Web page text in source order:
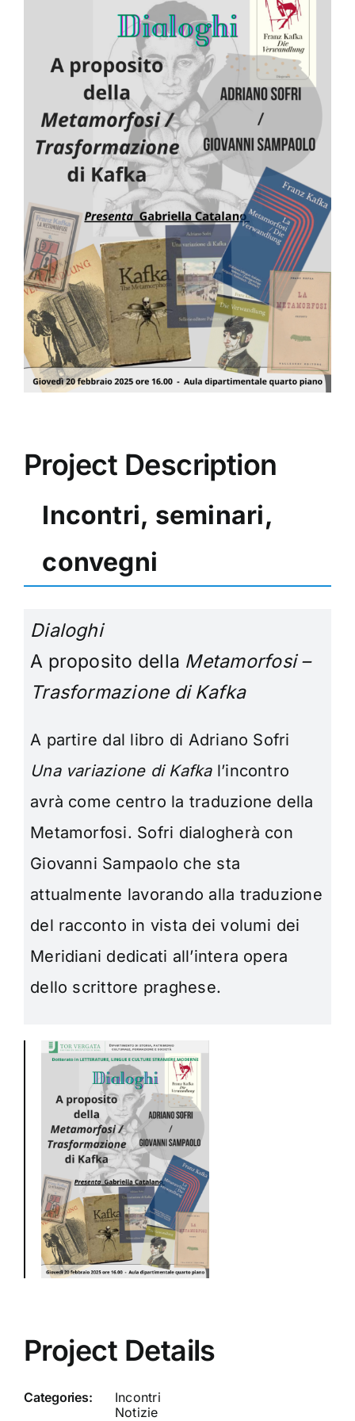
Project Description
Incontri, seminari,
convegni
Dialoghi
A proposito della Metamorfosi –
Trasformazione di Kafka
A partire dal libro di Adriano Sofri
Una variazione di Kafkal’incontro
avrà come centro la traduzione della
Metamorfosi. Sofri dialogherà con
Giovanni Sampaolo che sta
attualmente lavorando alla traduzione
del racconto in vista dei volumi dei
Meridiani dedicati all’intera opera
dello scrittore praghese.
Project Details
Categories:
Incontri
Notizie